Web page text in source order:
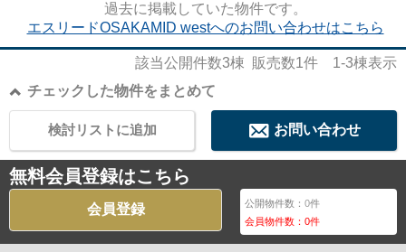
過去に掲載していた物件です。
エスリードOSAKAMID westへのお問い合わせはこちら
該当公開件数3棟 販売数1件 1-3棟表示
チェックした物件をまとめて
お問い合わせ
検討リストに追加
無料会員登録はこちら
会員登録 公開物件数：0件
会員物件数：0件